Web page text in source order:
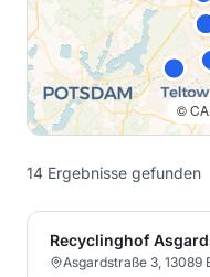
©
14 Ergebnisse gefunden
Recyclinghof
Asgardstraße 3, 13089